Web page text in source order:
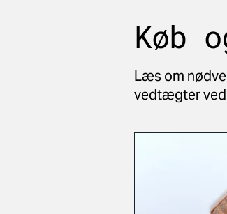
Køb
Læs om
vedtægter ved